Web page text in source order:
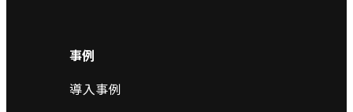
事例
導入事例